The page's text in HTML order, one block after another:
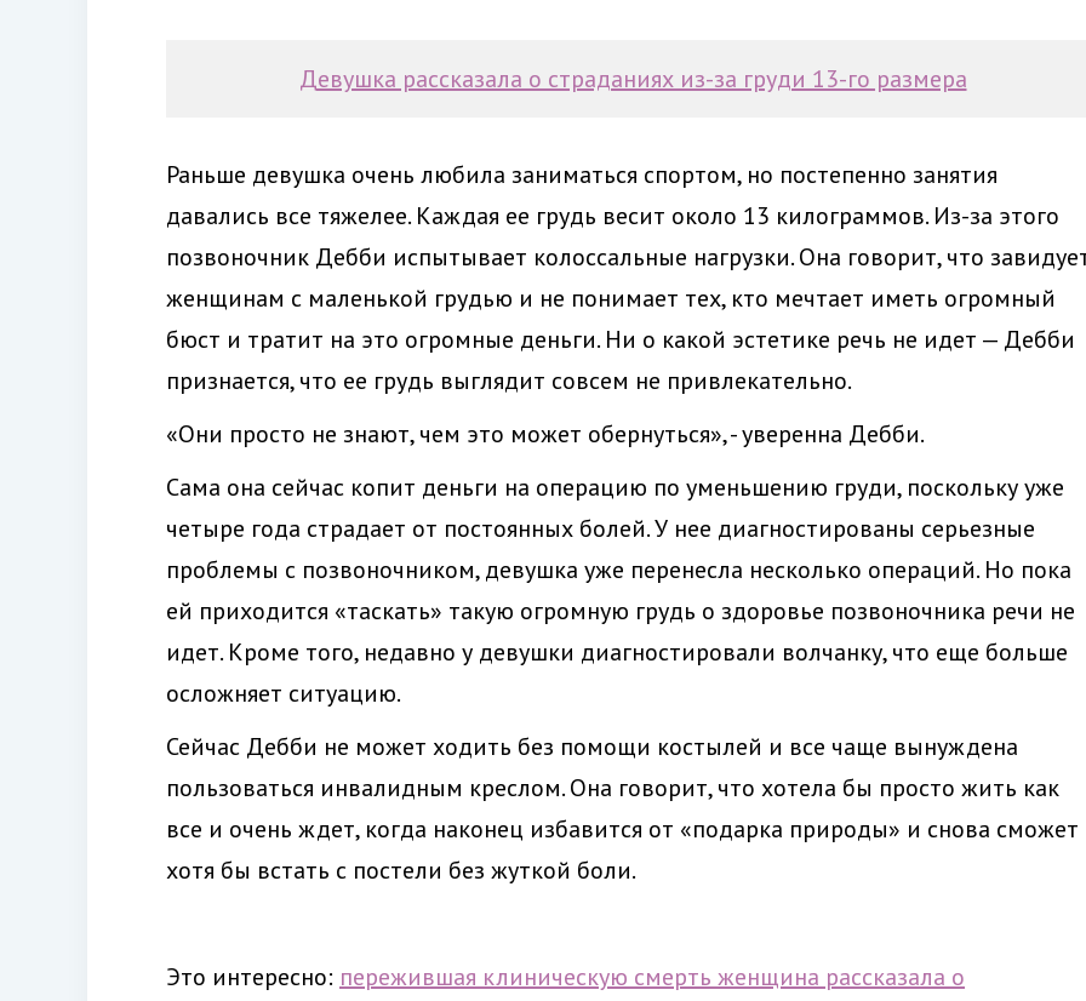
Девушка рассказала о страданиях из-за груди 13-го размера
Раньше девушка очень любила заниматься спортом, но постепенно занятия
давались все тяжелее. Каждая ее грудь весит около 13 килограммов. Из-за этого
позвоночник Дебби испытывает колоссальные нагрузки. Она говорит, что
женщинам с маленькой грудью и не понимает тех, кто мечтает иметь огромный
бюст и тратит на это огромные деньги. Ни о какой эстетике речь не идет — Дебби
признается, что ее грудь выглядит совсем не привлекательно.
«Они просто не знают, чем это может обернуться», - уверенна Дебби.
Сама она сейчас копит деньги на операцию по уменьшению груди, поскольку уже
четыре года страдает от постоянных болей. У нее диагностированы серьезные
проблемы с позвоночником, девушка уже перенесла несколько операций. Но пока
ей приходится «таскать» такую огромную грудь о здоровье позвоночника речи не
идет. Кроме того, недавно у девушки диагностировали волчанку, что еще больше
осложняет ситуацию.
Сейчас Дебби не может ходить без помощи костылей и все чаще вынуждена
пользоваться инвалидным креслом. Она говорит, что хотела бы просто жить как
все и очень ждет, когда наконец избавится от «подарка природы» и снова сможет
хотя бы встать с постели без жуткой боли.
Это интересно: пережившая клиническую смерть женщина рассказала о